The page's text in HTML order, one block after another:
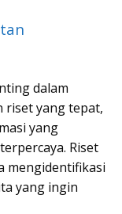
dalam
riset yang tepat,
yang
Riset
mengidentifikasi
yang ingin